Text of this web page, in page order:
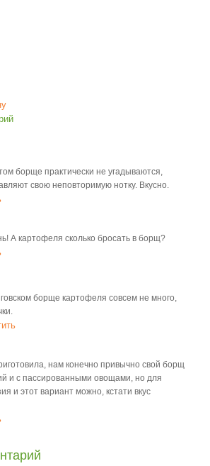
борще практически не угадываются,
свою неповторимую нотку. Вкусно.
А картофеля сколько бросать в борщ?
борще картофеля совсем не много,
нам конечно привычно свой борщ
и с пассированными овощами, но для
и этот вариант можно, кстати вкус